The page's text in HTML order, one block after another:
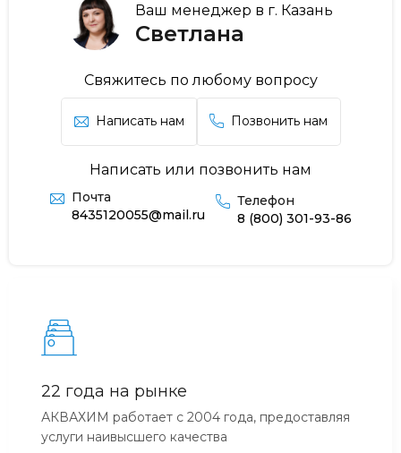
Ваш менеджер в г. Казань
Светлана
Свяжитесь по любому вопросу
Написать нам Позвонить нам
Написать или позвонить нам
Почта
8435120055@mail.ru
Телефон
8 (800) 301-93-86
22 года на рынке
АКВАХИМ работает с 2004 года, предоставляя
услуги наивысшего качества